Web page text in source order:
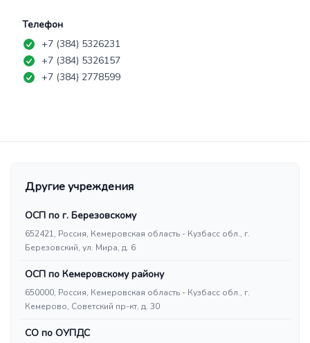
Телефон
+7 (384) 5326231
+7 (384) 5326157
+7 (384) 2778599
Другие учреждения
ОСП по г. Березовскому
652421, Россия, Кемеровская область - Кузбасс обл., г.
Березовский, ул. Мира, д. 6
ОСП по Кемеровскому району
650000, Россия, Кемеровская область - Кузбасс обл., г.
Кемерово, Советский пр-кт, д. 30
СО по ОУПДС